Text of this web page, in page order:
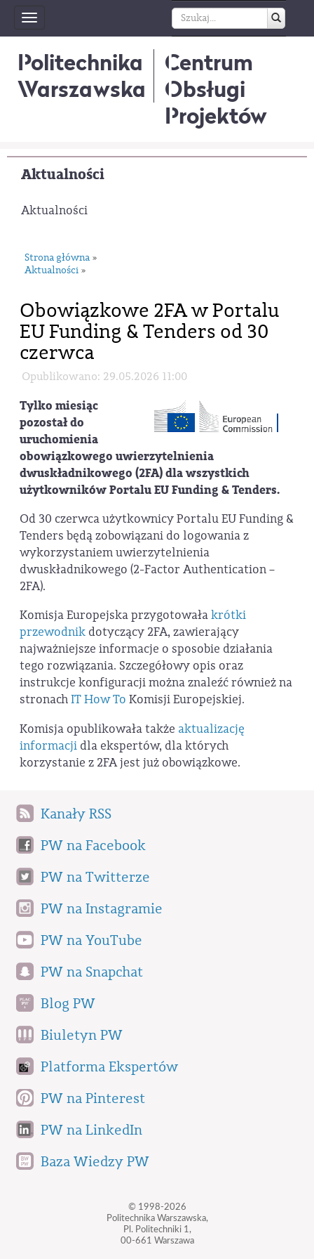
Toggle
navigation
Politechnika
Warszawska
Centrum
Obsługi
Projektów
Aktualności
Aktualności
Strona główna »
Aktualności »
Obowiązkowe 2FA w Portalu
EU Funding & Tenders od 30
czerwca
Opublikowano: 29.05.2026 11:00
Tylko miesiąc
pozostał do
uruchomienia
obowiązkowego uwierzytelnienia
dwuskładnikowego (2FA) dla wszystkich
użytkowników Portalu EU Funding & Tenders.
Od 30 czerwca użytkownicy Portalu EU Funding &
Tenders będą zobowiązani do logowania z
wykorzystaniem uwierzytelnienia
dwuskładnikowego (2-Factor Authentication –
2FA).
Komisja Europejska przygotowałakrótki
przewodnik dotyczący 2FA, zawierający
najważniejsze informacje o sposobie działania
tego rozwiązania. Szczegółowy opis oraz
instrukcje konfiguracji można znaleźć również na
stronachIT How To Komisji Europejskiej.
Komisja opublikowała także aktualizację
informacji dla ekspertów, dla których
korzystanie z 2FA jest już obowiązkowe.
Kanały RSS
PW na Facebook
PW na Twitterze
PW na Instagramie
PW na YouTube
PW na Snapchat
Blog PW
Biuletyn PW
Platforma Ekspertów
PW na Pinterest
PW na LinkedIn
Baza Wiedzy PW
© 1998-2026
Politechnika Warszawska,
Pl. Politechniki 1,
00-661 Warszawa